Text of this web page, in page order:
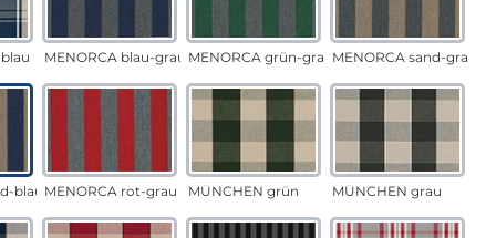
MENORCA blau-grau MENORCA grün-grau MENORCA sand-grau
blau MENORCA rot-grau MÜNCHEN grün MÜNCHEN grau